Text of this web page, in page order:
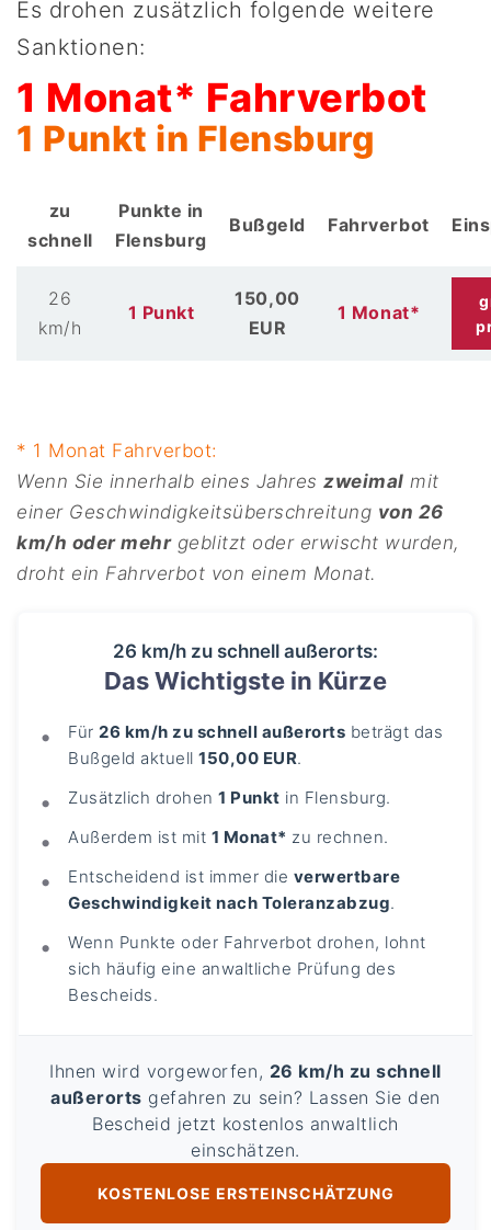
Es drohen zusätzlich folgende weitere
Sanktionen:
1 Monat* Fahrverbot
1 Punkt in Flensburg
zu
schnell
Punkte in
Flensburg
Bußgeld Fahrverbot
26
km/h
1 Punkt
150,00
EUR
1 Monat*
* 1 Monat Fahrverbot:
Wenn Sie innerhalb eines Jahreszweimal mit
einer Geschwindigkeitsüberschreitung von 26
km/h oder mehrgeblitzt oder erwischt wurden,
droht ein Fahrverbot von einem Monat.
26 km/h zu schnell außerorts:
Das Wichtigste in Kürze
Für26 km/h zu schnell außerorts beträgt das
Bußgeld aktuell150,00 EUR.
Zusätzlich drohen1 Punkt in Flensburg.
Außerdem ist mit 1 Monat* zu rechnen.
Entscheidend ist immer die verwertbare
Geschwindigkeit nach Toleranzabzug.
Wenn Punkte oder Fahrverbot drohen, lohnt
sich häufig eine anwaltliche Prüfung des
Bescheids.
Ihnen wird vorgeworfen, 26 km/h zu schnell
außerorts gefahren zu sein? Lassen Sie den
Bescheid jetzt kostenlos anwaltlich
einschätzen.
KOSTENLOSE ERSTEINSCHÄTZUNG